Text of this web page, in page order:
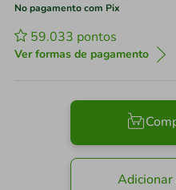
No pagamento com Pix
59.033 pontos
Ver formas de pagamento